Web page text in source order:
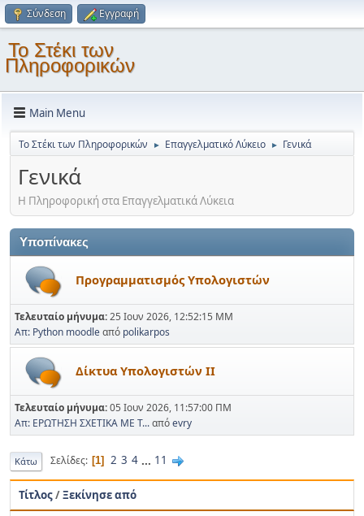
Σύνδεση Εγγραφή
Το Στέκι των
Πληροφορικών
Main Menu
Το Στέκι των Πληροφορικών ► Επαγγελματικό Λύκειο ► Γενικά
Γενικά
Η Πληροφορική στα Επαγγελματικά Λύκεια
Υποπίνακες
Προγραμματισμός Υπολογιστών
Τελευταίο μήνυμα:25 Ιουν 2026, 12:52:15 ΜΜ
Απ: Python moodleαπό polikarpos
Δίκτυα Υπολογιστών ΙΙ
Τελευταίο μήνυμα:05 Ιουν 2026, 11:57:00 ΠΜ
Απ: ΕΡΩΤΗΣΗ ΣΧΕΤΙΚΑ ΜΕ Τ...απόevry
Κάτω Σελίδες 1 2 3 4 ... 11
Τίτλος/Ξεκίνησε από